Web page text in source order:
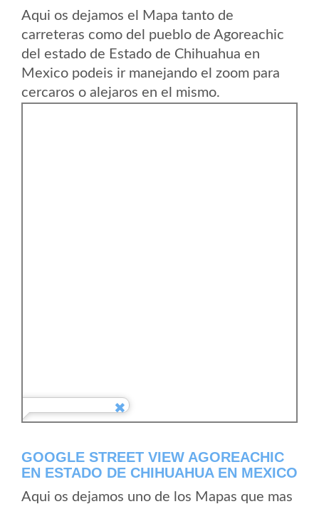
Aqui os dejamos el Mapa tanto de
carreteras como del pueblo de Agoreachic
del estado de Estado de Chihuahua en
Mexico podeis ir manejando el zoom para
cercaros o alejaros en el mismo.
GOOGLE STREET VIEW AGOREACHIC
EN ESTADO DE CHIHUAHUA EN MEXICO
Aqui os dejamos uno de los Mapas que mas